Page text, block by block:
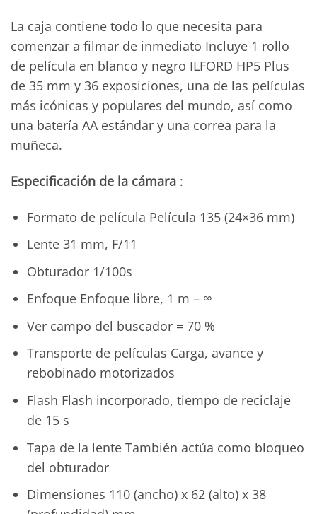
La caja contiene todo lo que necesita para
comenzar a filmar de inmediato Incluye 1 rollo
de película en blanco y negro ILFORD HP5 Plus
de 35 mm y 36 exposiciones, una de las películas
más icónicas y populares del mundo, así como
una batería AA estándar y una correa para la
muñeca.
Especificación de la cámara :
Formato de película Película 135 (24×36 mm)
Lente 31 mm, F/11
Obturador 1/100s
Enfoque Enfoque libre, 1 m – ∞
Ver campo del buscador = 70 %
Transporte de películas Carga, avance y
rebobinado motorizados
Flash Flash incorporado, tiempo de reciclaje
de 15 s
Tapa de la lente También actúa como bloqueo
del obturador
Dimensiones 110 (ancho) x 62 (alto) x 38